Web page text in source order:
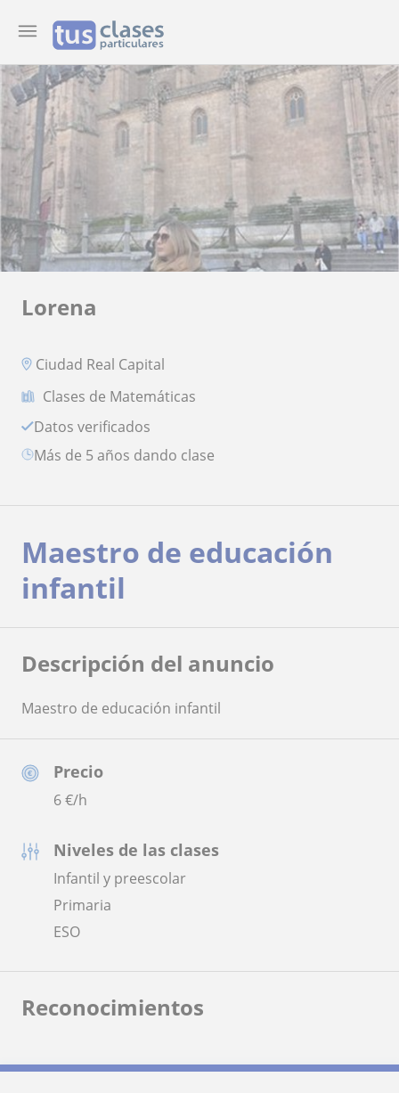
Lorena
Ciudad Real Capital
Clases de Matemáticas
Datos verificados
más de 5 años dando clase
Precio
6€/h
Niveles de las clases
Infantil y preescolar
Primaria
ESO
Maestro de educación
infantil
Descripción del anuncio
Maestro de educación infantil
Reconocimientos